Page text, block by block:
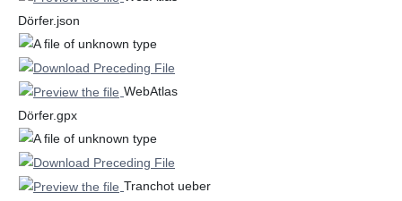
Dörfer.json
WebAtlas
Dörfer.gpx
Tranchot ueber